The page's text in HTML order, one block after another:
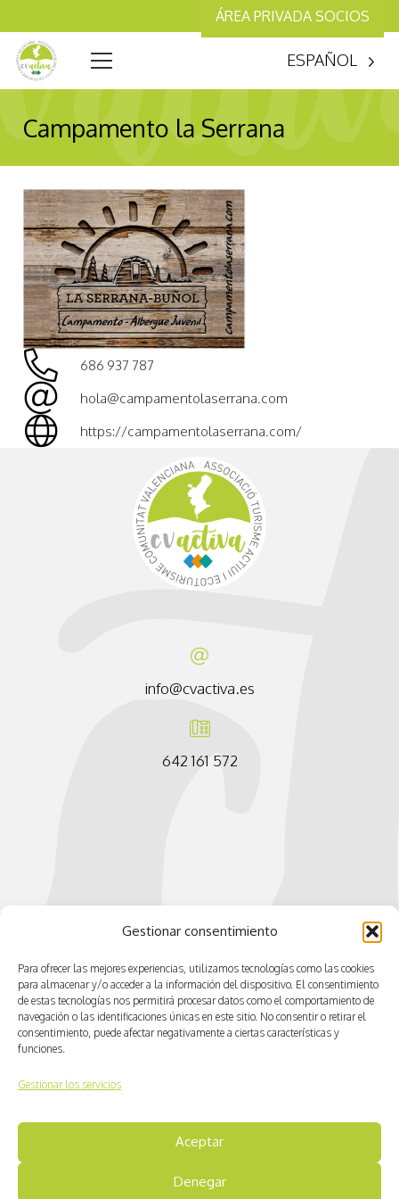
Gestionar consentimiento
Para ofrecer las mejores experiencias, utilizamos tecnologías como las cookies
para almacenar y/o acceder a la información del dispositivo. El consentimiento
de estas tecnologías nos permitirá procesar datos como el comportamiento de
navegación o las identificaciones únicas en este sitio. No consentir o retirar el
consentimiento, puede afectar negativamente a ciertas características y
funciones.
Gestionar los servicios
Aceptar
Denegar
ÁREA PRIVADA SOCIOS
ESPAÑOL
Campamento la Serrana
686 937 787
hola@campamentolaserrana.com
https://campamentolaserrana.com/
info@cvactiva.es
642 161 572